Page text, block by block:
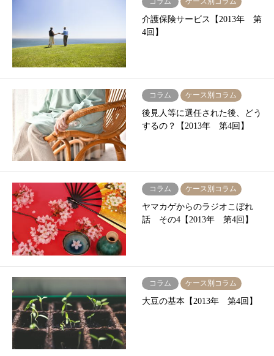
介護保険サービス【2013年 第
4回】
コラム ケース別コラム
後見人等に選任された後、どう
するの？【2013年 第4回】
コラム ケース別コラム
ヤマカゲからのラジオこぼれ
話 その4【2013年 第4回】
コラム ケース別コラム
大豆の基本【2013年 第4回】